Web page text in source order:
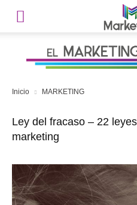
Inicio MARKETING
Ley del fracaso – 22
marketing